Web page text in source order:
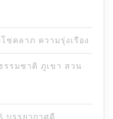
ชคลาภ ความรุ่งเรือง
รรมชาติ ภูเขา สวน
บรรยากาศดี